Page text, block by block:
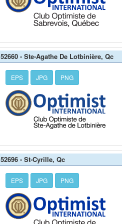
52660 - Ste-Agathe De Lotbinière, Qc
EPS JPG PNG
52696 - St-Cyrille, Qc
EPS JPG PNG